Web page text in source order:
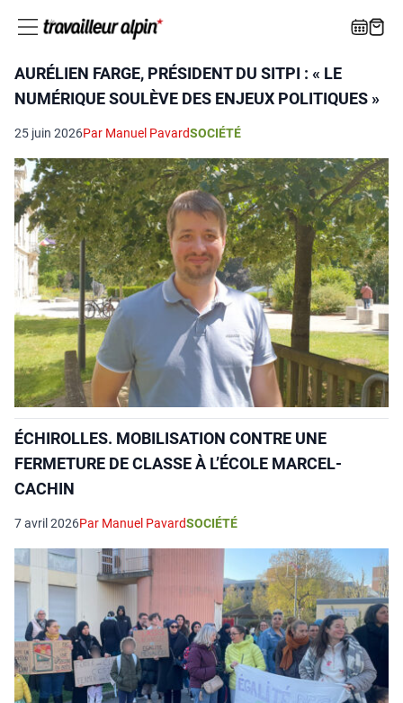
AURÉLIEN FARGE, PRÉSIDENT DU SITPI : « LE
NUMÉRIQUE SOULÈVE DES ENJEUX POLITIQUES »
25 juin 2026Par Manuel PavardSOCIÉTÉ
ÉCHIROLLES. MOBILISATION CONTRE UNE
FERMETURE DE CLASSE À L’ÉCOLE MARCEL-
CACHIN
7 avril 2026Par Manuel PavardSOCIÉTÉ